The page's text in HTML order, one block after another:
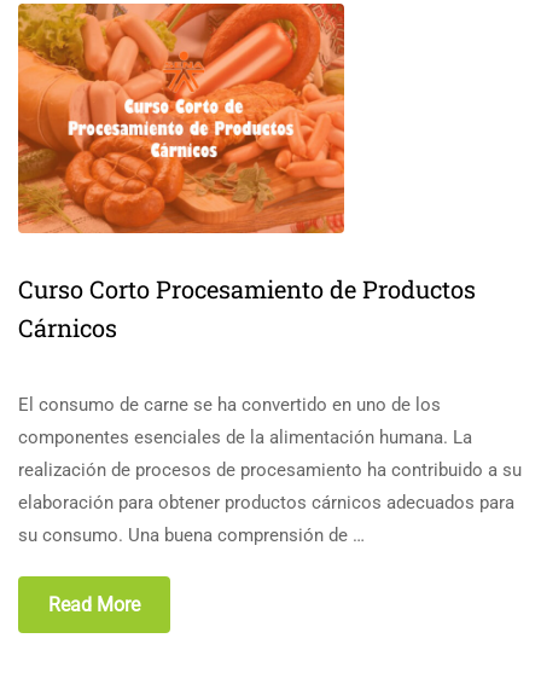
Curso Corto Procesamiento de Productos
Cárnicos
El consumo de carne se ha convertido en uno de los
componentes esenciales de la alimentación humana. La
realización de procesos de procesamiento ha contribuido a su
elaboración para obtener productos cárnicos adecuados para
su consumo. Una buena comprensión de …
Read More